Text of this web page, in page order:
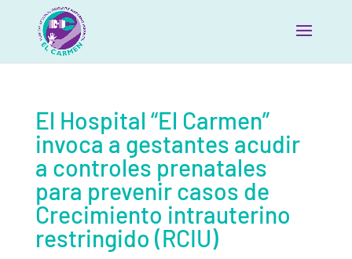
El Hospital “El Carmen”
invoca a gestantes acudir
a controles prenatales
para prevenir casos de
Crecimiento intrauterino
restringido (RCIU)